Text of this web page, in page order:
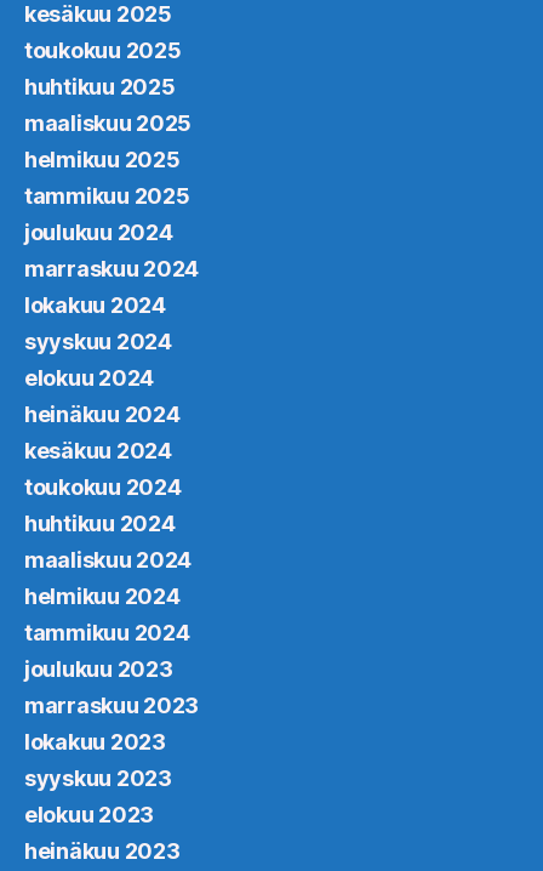
kesäkuu 2025
toukokuu 2025
huhtikuu 2025
maaliskuu 2025
helmikuu 2025
tammikuu 2025
joulukuu 2024
marraskuu 2024
lokakuu 2024
syyskuu 2024
elokuu 2024
heinäkuu 2024
kesäkuu 2024
toukokuu 2024
huhtikuu 2024
maaliskuu 2024
helmikuu 2024
tammikuu 2024
joulukuu 2023
marraskuu 2023
lokakuu 2023
syyskuu 2023
elokuu 2023
heinäkuu 2023